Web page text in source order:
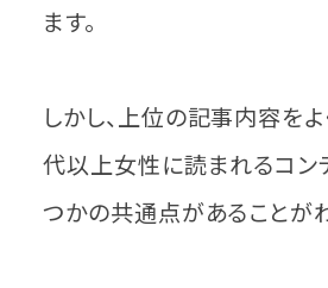
ます。
しかし、上位の記事内容をよ
代以上女性に読まれるコン
つかの共通点があることが